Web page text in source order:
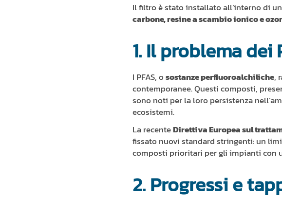
Il filtro è stato installato all’interno di
carbone, resine a scambio ionico e
1. Il problema
I PFAS, osostanze perfluoroalchiliche,
contemporanee. Questi composti,
sono noti per la loro persistenza
ecosistemi.
La recenteDirettiva Europea sul
fissato nuovi standard stringenti: un
composti prioritari per gli impianti con
2. Progressi e